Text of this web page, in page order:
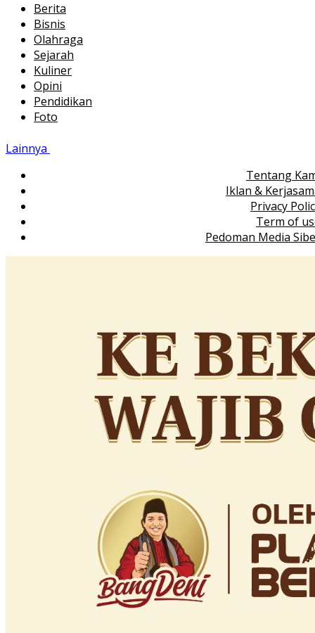
Berita
Bisnis
Olahraga
Sejarah
Kuliner
Opini
Pendidikan
Foto
Lainnya
Tentang
Iklan &
Privacy
Term of
Pedoman Media